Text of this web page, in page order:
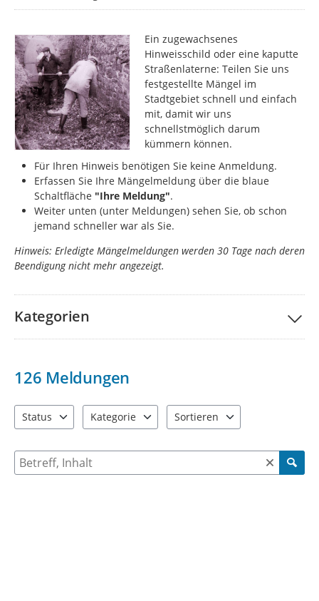
Ein zugewachsenes
Hinweisschild oder eine kaputte
Straßenlaterne: Teilen Sie uns
festgestellte Mängel im
Stadtgebiet schnell und einfach
mit, damit wir uns
schnellstmöglich darum
kümmern können.
Für Ihren Hinweis benötigen Sie keine Anmeldung.
Erfassen Sie Ihre Mängelmeldung über die blaue
Schaltfläche "Ihre Meldung".
Weiter unten (unter Meldungen) sehen Sie, ob schon
jemand schneller war als Sie.
Hinweis: Erledigte Mängelmeldungen werden 30 Tage nach deren
Beendigung nicht mehr angezeigt.
Kategorien
126 Meldungen
Status
Kategorie
Sortieren
Suche nach Meldungen und Kommentaren